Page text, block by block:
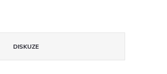
DISKUZE